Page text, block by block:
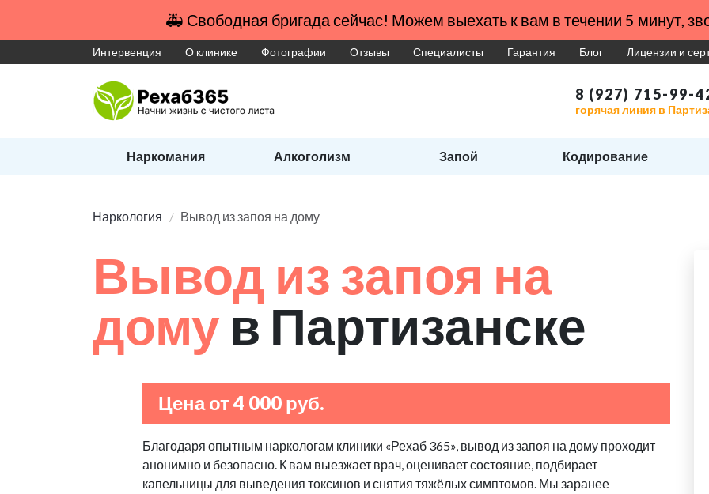
🚑 Свободная бригада сейчас! Можем выехать к вам в течении 5 минут,
Интервенция О клинике Фотографии Отзывы Специалисты Гарантия Блог Лицензии и
8 (927) 715-99-
горячая линия в
Наркомания Алкоголизм Запой Кодирование
Наркология Вывод из запоя на дому
Вывод из запоя на
дому в Партизанске
Цена от 4 000 руб.
Благодаря опытным наркологам клиники «Рехаб 365», вывод из запоя на дому проходит
анонимно и безопасно. К вам выезжает врач, оценивает состояние, подбирает
капельницы для выведения токсинов и снятия тяжёлых симптомов. Мы заранее